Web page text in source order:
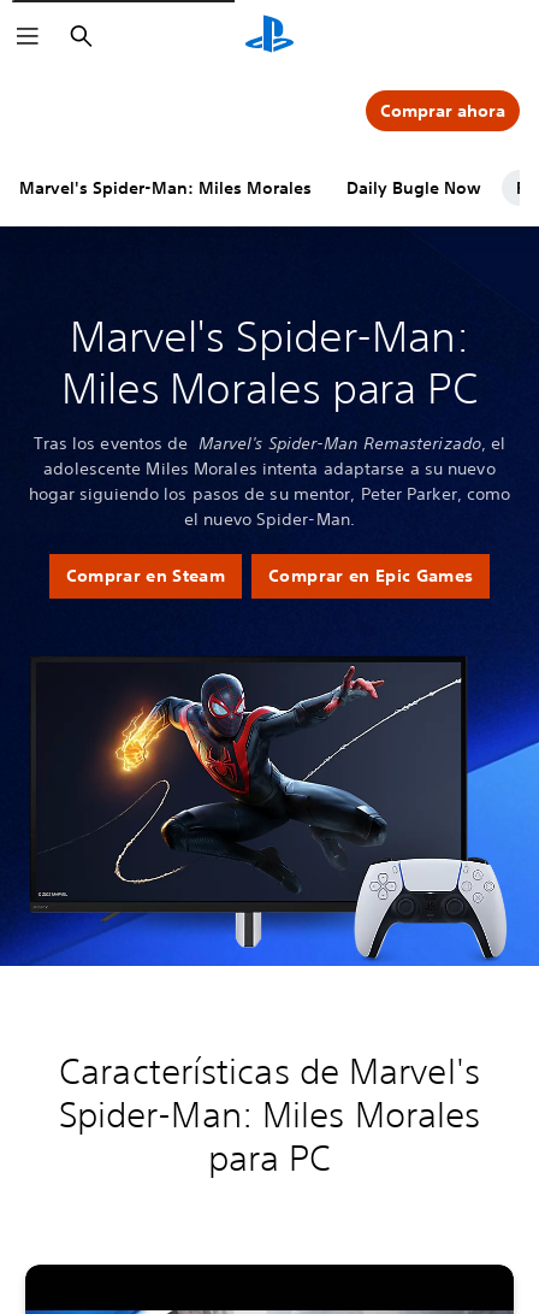
Buscar
Marvel's Spider-Man: Miles Morales Daily Bugle Now PC
Comprar ahora
Marvel's Spider-Man:
Miles Morales para PC
Tras los eventos de Marvel's Spider-Man Remasterizado, el
adolescente Miles Morales intenta adaptarse a su nuevo
hogar siguiendo los pasos de su mentor, Peter Parker, como
el nuevo Spider-Man.
Comprar en Steam Comprar en Epic Games
Características de Marvel's
Spider-Man: Miles Morales
para PC